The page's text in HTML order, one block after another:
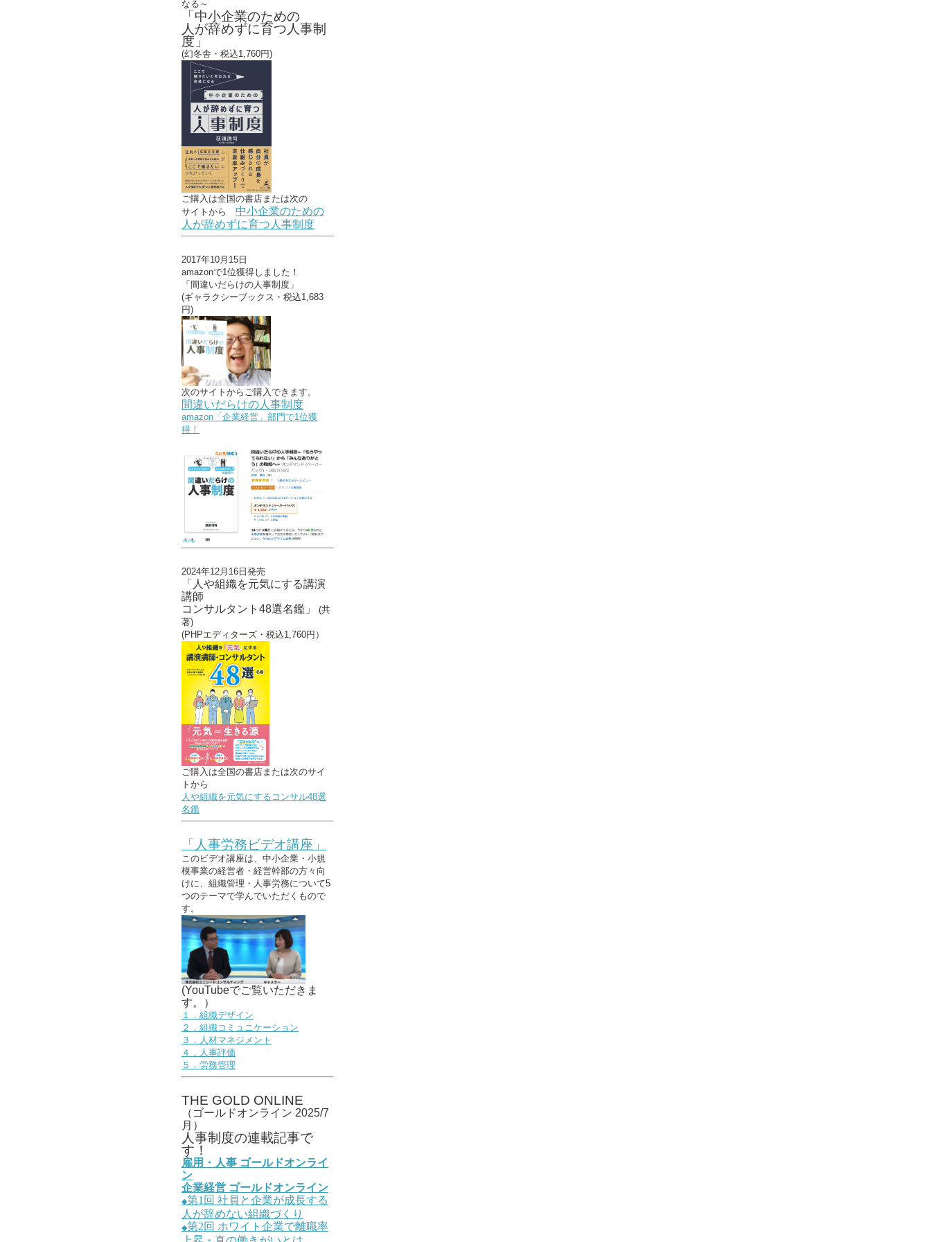
なる～
「中小企業のための
人が辞めずに育つ人事制
度」
(幻冬舎・税込1,760円)
ご購入は全国の書店または次の
サイトから 中小企業のための
人が辞めずに育つ人事制度
2017年10月15日
amazonで1位獲得しました！
「間違いだらけの人事制度」
(ギャラクシーブックス・税込1,683
円)
次のサイトからご購入できます。
間違いだらけの人事制度
amazon「企業経営」部門で1位獲
得！
2024年12月16日発売
「人や組織を元気にする講演
講師
コンサルタント48選名鑑」 (共
著)
(PHPエディターズ・税込1,760円）
ご購入は全国の書店または次のサイ
トから
人や組織を元気にするコンサル48選
名鑑
「人事労務ビデオ講座」
このビデオ講座は、中小企業・小規
模事業の経営者・経営幹部の方々向
けに、組織管理・人事労務について5
つのテーマで学んでいただくもので
す。
(YouTubeでご覧いただきま
す。）
１．組織デザイン
２．組織コミュニケーション
３．人材マネジメント
４．人事評価
５．労務管理
THE GOLD ONLINE
（ゴールドオンライン 2025/7
月）
人事制度の連載記事で
す！
雇用・人事 ゴールドオンライ
ン
企業経営 ゴールドオンライン
◆第1 回 社員と企業が成長する
人が辞めない組織づくり
◆第2回 ホワイト企業で離職率